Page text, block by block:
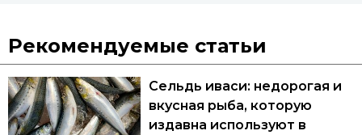
Рекомендуемые статьи
Сельдь иваси: недорогая и
вкусная рыба, которую
издавна используют в